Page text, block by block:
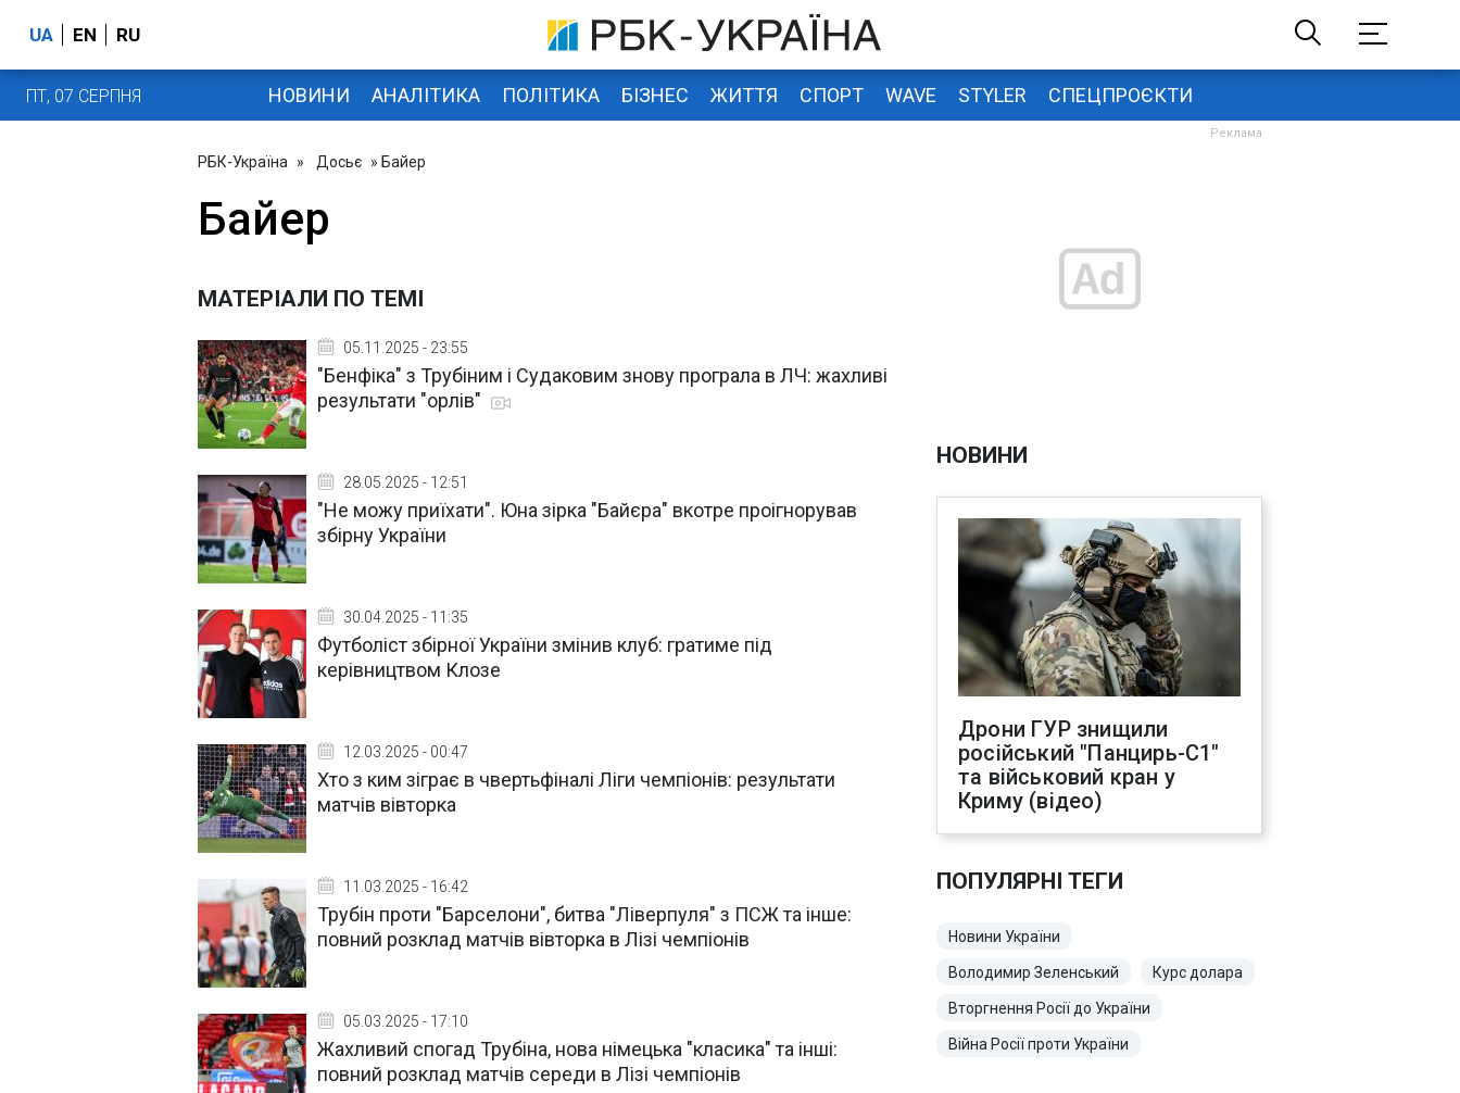
UA EN RU
ПТ, 07 СЕРПНЯ НОВИНИ АНАЛІТИКА ПОЛІТИКА БІЗНЕС ЖИТТЯ СПОРТ WAVE STYLER СПЕЦПРОЄКТИ
РБК-Україна » Досьє » Байер
Байер
МАТЕРІАЛИ ПО ТЕМІ
05.11.2025 - 23:55
"Бенфіка" з Трубіним і Судаковим знову програла в ЛЧ: жахливі
результати "орлів"
28.05.2025 - 12:51
"Не можу приїхати". Юна зірка "Байєра" вкотре проігнорував
збірну України
30.04.2025 - 11:35
Футболіст збірної України змінив клуб: гратиме під
керівництвом Клозе
12.03.2025 - 00:47
Хто з ким зіграє в чвертьфіналі Ліги чемпіонів: результати
матчів вівторка
11.03.2025 - 16:42
Трубін проти "Барселони", битва "Ліверпуля" з ПСЖ та інше:
повний розклад матчів вівторка в Лізі чемпіонів
05.03.2025 - 17:10
Жахливий спогад Трубіна, нова німецька "класика" та інші:
повний розклад матчів середи в Лізі чемпіонів
НОВИНИ
Дрони ГУР знищили
російський "Панцирь-С1"
та військовий кран у
Криму (відео)
ПОПУЛЯРНІ ТЕГИ
Новини України
Володимир Зеленський Курс долара
Вторгнення Росії до України
Війна Росії проти України